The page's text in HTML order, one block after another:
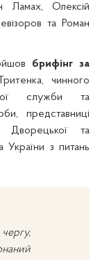
Ламах, Олексій
та Роман
брифінг за
чинного
служби та
представниці
Дворецької та
України з питань